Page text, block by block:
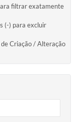
filtrar exatamente
(-) para excluir
Criação / Alteração